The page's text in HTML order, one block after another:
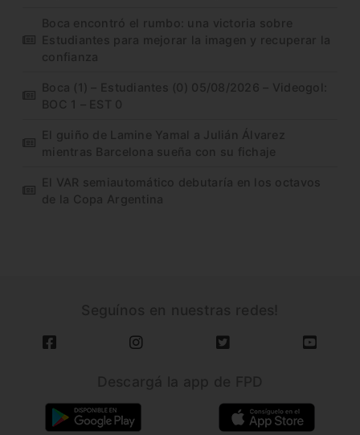
Boca encontró el rumbo: una victoria sobre
Estudiantes para mejorar la imagen y recuperar la
confianza
Boca (1) – Estudiantes (0) 05/08/2026 – Videogol:
BOC 1 – EST 0
El guiño de Lamine Yamal a Julián Álvarez
mientras Barcelona sueña con su fichaje
El VAR semiautomático debutaría en los octavos
de la Copa Argentina